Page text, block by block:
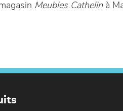
Meubles Cathelinà